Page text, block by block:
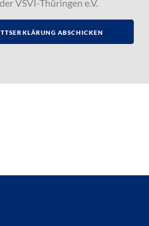
VSVI-Thüringen e.V.